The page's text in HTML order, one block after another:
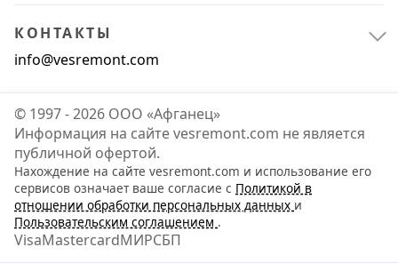
Электрика и свет 4
Освещение
Светильники
КОНТАКТЫ
info@vesremont.com
© 1997 - 2026 ООО «Афганец»
Информация на сайте vesremont.com не является
публичной офертой.
Нахождение на сайте vesremont.com и использование его
сервисов означает ваше согласие с Политикой в
отношении обработки персональных данных и
Пользовательским соглашением .
VisaMastercardМИРСБП